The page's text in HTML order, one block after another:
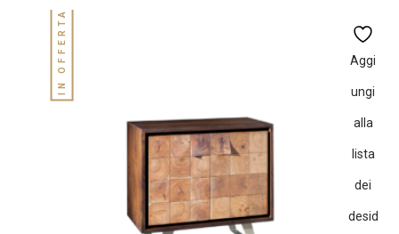
2.490,00€.
IN OFFERTA! Aggi
ungi
alla
lista
dei
desid